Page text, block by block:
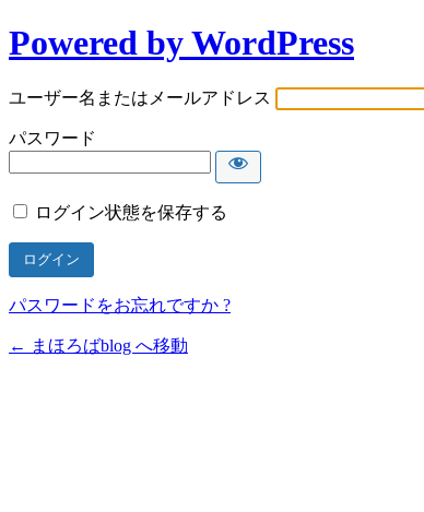
Powered by WordPress
ユーザー名またはメールアドレス
パスワード
ログイン状態を保存する
パスワードをお忘れですか ?
← まほろばblog へ移動